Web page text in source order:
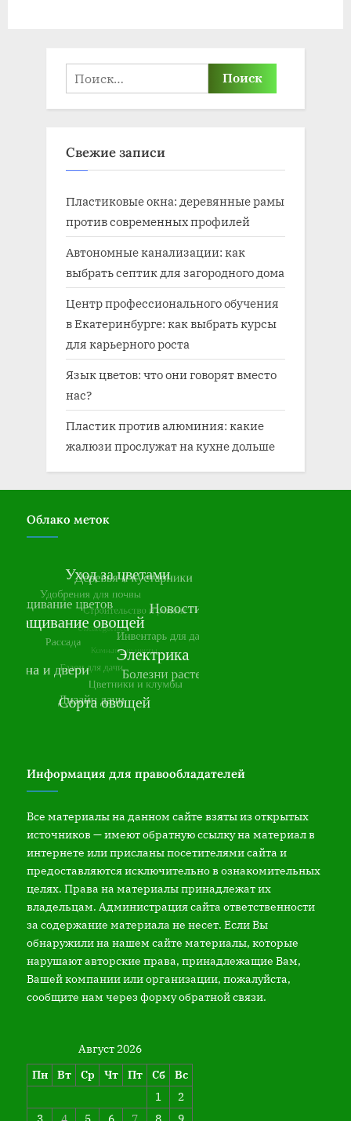
Найти:
Свежие записи
Пластиковые окна: деревянные рамы
против современных профилей
Автономные канализации: как
выбрать септик для загородного дома
Центр профессионального обучения
в Екатеринбурге: как выбрать курсы
для карьерного роста
Язык цветов: что они говорят вместо
нас?
Пластик против алюминия: какие
жалюзи прослужат на кухне дольше
Облако меток
Информация для правообладателей
Все материалы на данном сайте взяты из открытых
источников — имеют обратную ссылку на материал в
интернете или присланы посетителями сайта и
предоставляются исключительно в ознакомительных
целях. Права на материалы принадлежат их
владельцам. Администрация сайта ответственности
за содержание материала не несет. Если Вы
обнаружили на нашем сайте материалы, которые
нарушают авторские права, принадлежащие Вам,
Вашей компании или организации, пожалуйста,
сообщите нам через форму обратной связи.
Август 2026
Пн
Вт Ср Чт Пт Сб
Вс
1
2